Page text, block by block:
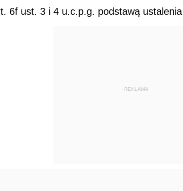
6f ust. 3 i 4 u.c.p.g. podstawą ustalenia
REKLAMA